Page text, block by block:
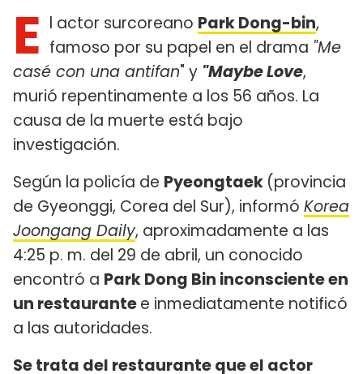
E l actor surcoreano Park Dong-bin,
famoso por su papel en el drama "Me
casé con una antifan" y "Maybe Love,
murió repentinamente a los 56 años. La
causa de la muerte está bajo
investigación.
Según la policía de Pyeongtaek (provincia
de Gyeonggi, Corea del Sur), informó Korea
Joongang Daily, aproximadamente a las
4:25 p. m. del 29 de abril, un conocido
encontró a Park Dong Bin inconsciente en
un restaurantee inmediatamente notificó
a las autoridades.
Se trata del restaurante que el actor